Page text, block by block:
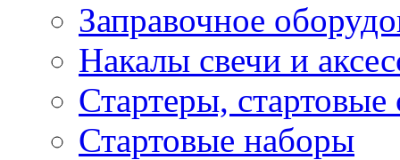
Заправочное
Накалы свечи и
Стартеры, стартовые
Стартовые наборы